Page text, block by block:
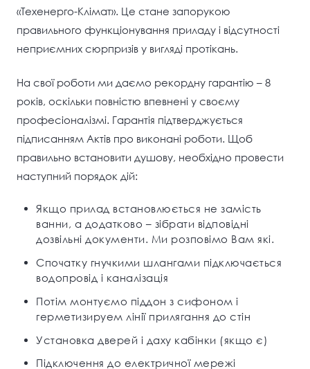
«Техенерго-Клімат». Це стане запорукою
правильного функціонування приладу і відсутності
неприємних сюрпризів у вигляді протікань.
На свої роботи ми даємо рекордну гарантію – 8
років, оскільки повністю впевнені у своєму
професіоналізмі. Гарантія підтверджується
підписанням Актів про виконані роботи. Щоб
правильно встановити душову, необхідно провести
наступний порядок дій:
Якщо прилад встановлюється не замість
ванни, а додатково – зібрати відповідні
дозвільні документи. Ми розповімо Вам які.
Спочатку гнучкими шлангами підключається
водопровід і каналізація
Потім монтуємо піддон з сифоном і
герметизируем лінії прилягання до стін
Установка дверей і даху кабінки (якщо є)
Підключення до електричної мережі